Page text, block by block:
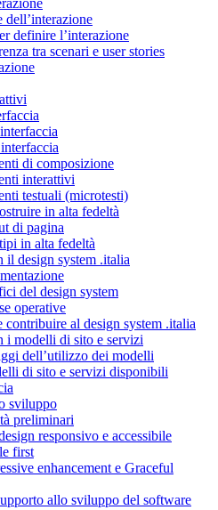
dell’interazione
definire l’interazione
tra scenari e user stories
di composizione
interattivi
testuali (microtesti)
in alta fedeltà
di pagina
in alta fedeltà
il design system .italia
del design system
operative
contribuire al design system .italia
i modelli di sito e servizi
dell’utilizzo dei modelli
di sito e servizi disponibili
sviluppo
preliminari
responsivo e accessibile
first
enhancement e Graceful
allo sviluppo del software